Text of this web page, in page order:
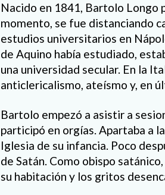
Nacido en 1841, Bartolo Longo
momento, se fue distanciando
estudios universitarios en
de Aquino había estudiado,
una universidad secular. En la
anticlericalismo, ateísmo y, en
Bartolo empezó a asistir a
participó en orgías. Apartaba a
Iglesia de su infancia. Poco
de Satán. Como obispo
su habitación y los gritos